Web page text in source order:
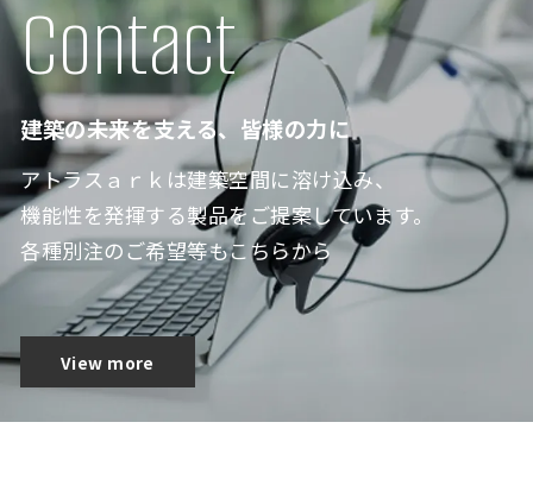
Contact
建築の未来を支える、皆様の力に
アトラスａｒｋは建築空間に溶け込み、
機能性を発揮する製品をご提案しています。
各種別注のご希望等もこちらから
View more